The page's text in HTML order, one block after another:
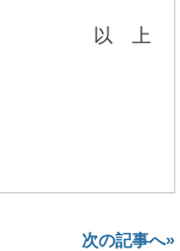
以 上
次の記事へ»